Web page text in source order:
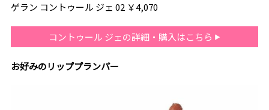
ゲラン コントゥール ジェ 02 ￥4,070
コントゥール ジェの詳細・購入はこちら
お好みのリッププランパー